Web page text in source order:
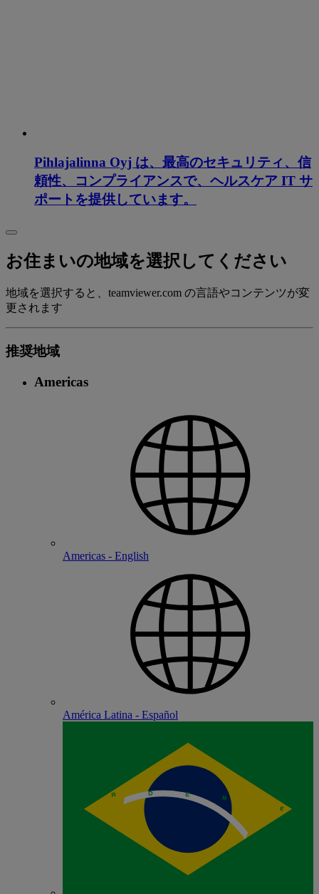
Pihlajalinna Oyj は、最高のセキュリティ、信
頼性、コンプライアンスで、ヘルスケア IT サ
ポートを提供しています。
お住まいの地域を選択してください
地域を選択すると、teamviewer.com の言語やコンテンツが変
更されます
推奨地域
Americas
Americas - English
América Latina - Español